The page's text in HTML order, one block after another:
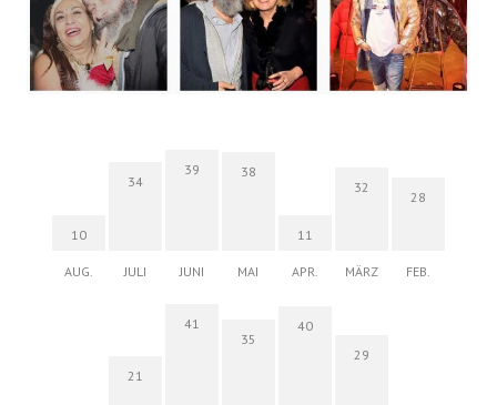
10
AUG.
34
JULI
39
JUNI
38
MAI
11
APR.
32
MÄRZ
28
FEB.
21
41
35
40
29